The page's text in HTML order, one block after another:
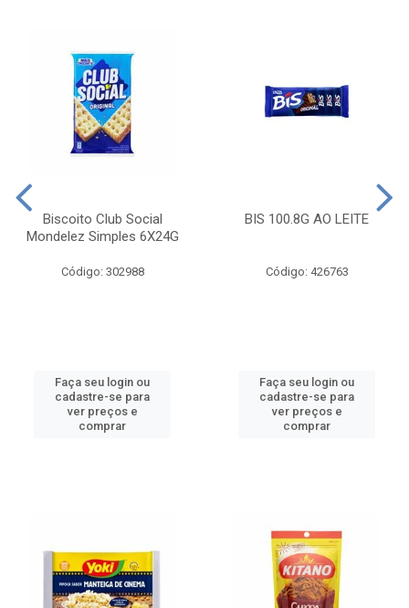
Biscoito Club Social
Mondelez Simples 6X24G
Código: 302988
Faça seu login ou
cadastre-se para
ver preços e
comprar
BIS 100.8G AO LEITE
Código: 426763
Faça seu login ou
cadastre-se para
ver preços e
comprar